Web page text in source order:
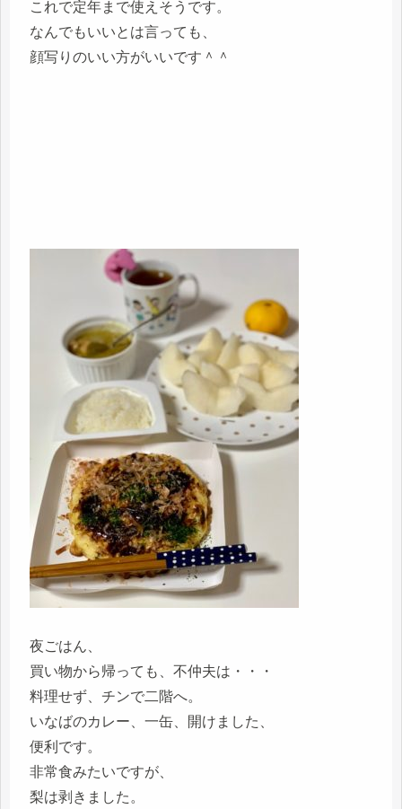
これで定年まで使えそうです。
なんでもいいとは言っても、
顔写りのいい方がいいです＾＾
夜ごはん、
買い物から帰っても、不仲夫は・・・
料理せず、チンで二階へ。
いなばのカレー、一缶、開けました、
便利です。
非常食みたいですが、
梨は剥きました。